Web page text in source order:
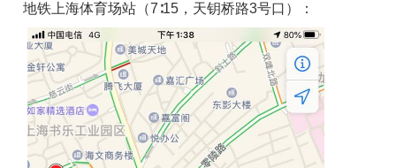
地铁上海体育场站（7∶15，天钥桥路3号口）：